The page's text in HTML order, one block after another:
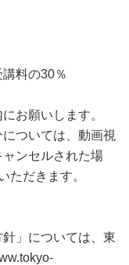
料の30％
お願いします。
ついては、動画視
ンセルされた場
ただきます。
針」については、東